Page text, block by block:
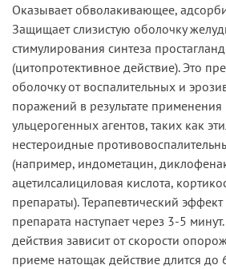
Оказывает обволакивающее,
Защищает слизистую оболочку
стимулирования синтеза
(цитопротективное действие). Это
оболочку от воспалительных и
поражений в результате
ульцерогенных агентов, таких как
нестероидные
(например, индометацин,
ацетилсалициловая кислота,
препараты). Терапевтический
препарата наступает через 3-5
действия зависит от скорости
приеме натощак действие длится